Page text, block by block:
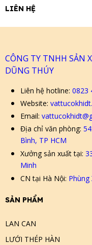
LIÊN HỆ
CÔNG TY TNHH SẢN
DŨNG THÚY
Liên hệ hotline: 0823
Website:
Email:
Địa chỉ văn phòng:
Bình, TP HCM
Xưởng sản xuất tại:
Minh
CN tại Hà Nội: Phùng
SẢN PHẨM
LAN CAN
LƯỚI THÉP HÀN